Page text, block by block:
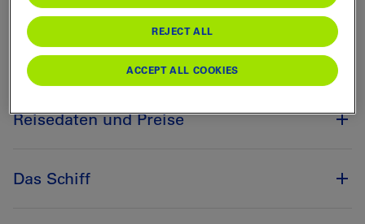
Reiseprogramm
Reisedaten und Preise
Das Schiff
REJECT ALL
ACCEPT ALL COOKIES